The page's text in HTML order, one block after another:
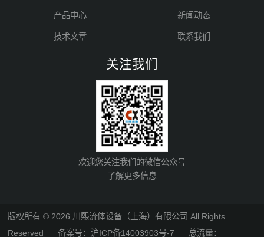
产品中心 新闻动态
技术文章 联系我们
关注我们
欢迎您关注我们的微信公众号
了解更多信息
版权所有 © 2026 川熙流体设备（上海）有限公司 All Rights
Reserved备案号：沪ICP备14003903号-7 总流量：